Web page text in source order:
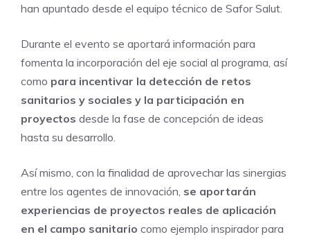
han apuntado desde el equipo técnico de Safor Salut.
Durante el evento se aportará información para
fomenta la incorporación del eje social al programa, así
como para incentivar la detección de retos
sanitarios y sociales y la participación en
proyectos desde la fase de concepción de ideas
hasta su desarrollo.
Así mismo, con la finalidad de aprovechar las sinergias
entre los agentes de innovación, se aportarán
experiencias de proyectos reales de aplicación
en el campo sanitario como ejemplo inspirador para